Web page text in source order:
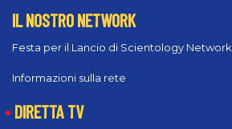
IL NOSTRO NETWORK
Festa per il Lancio di Scientology Network
Informazioni sulla rete
DIRETTA TV